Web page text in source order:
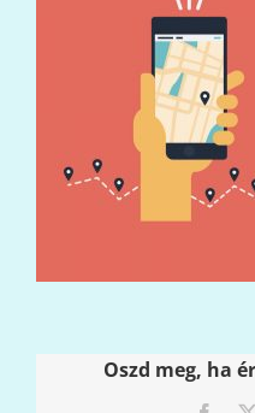
Oszd meg, ha